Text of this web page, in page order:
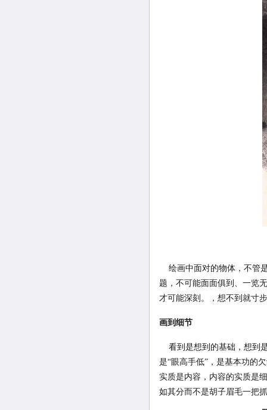
绘画中面对的物体，不管
题，不可能面面俱到、一览
才可能深刻。，想不到就寸
画到细节
看到是想到的基础，想到
是“眼高手低”，是基本功的
实质是内容，内容的实质是
如其分而不是胡子眉毛一把